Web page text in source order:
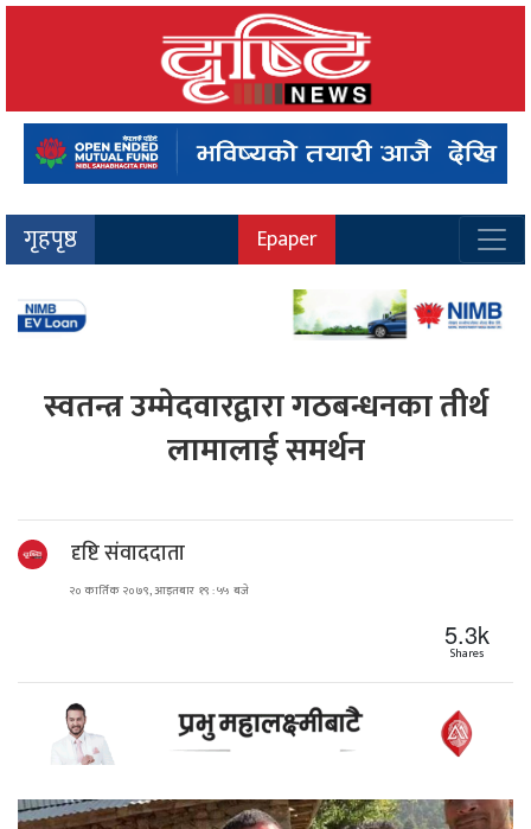
गृहपृष्ठ Epaper
स्वतन्त्र उम्मेदवारद्वारा गठबन्धनका तीर्थ
लामालाई समर्थन
दृष्टि संवाददाता
२० कार्तिक २०७९, आइतबार १९ : ५५ बजे
5.3k
Shares